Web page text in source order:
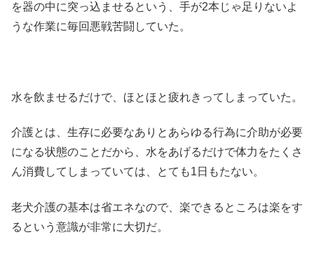
を器の中に突っ込ませるという、手が2本じゃ足りないよ
うな作業に毎回悪戦苦闘していた。
水を飲ませるだけで、ほとほと疲れきってしまっていた。
介護とは、生存に必要なありとあらゆる行為に介助が必要
になる状態のことだから、水をあげるだけで体力をたくさ
ん消費してしまっていては、とても1日もたない。
老犬介護の基本は省エネなので、楽できるところは楽をす
るという意識が非常に大切だ。